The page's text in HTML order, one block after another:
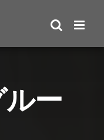
ー